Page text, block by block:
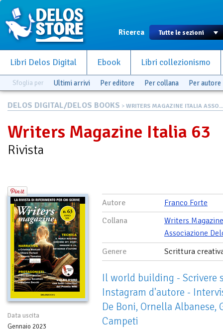
Ricerca
Libri Delos Digital Ebook Libri collezionismo
Sfoglia per Ultimi arrivi Per editore Per collana Per autore
DELOS DIGITAL/DELOS BOOKS > WRITERS MAGAZINE ITALIA ASSO...
Writers Magazine Italia 63
Rivista
Data uscita
Gennaio 2023
Autore
Franco Forte
Collana
Writers
Associazione
Genere
Scrittura
Il world building - Scrivere
Instagram d'autore -
De Boni, Ornella
Campeti